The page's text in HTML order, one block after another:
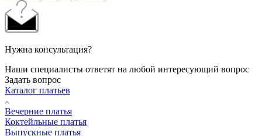
Нужна консультация?
Наши специалисты ответят на любой интересующий вопрос
Задать вопрос
Каталог платьев
Вечерние платья
Коктейльные платья
Выпускные платья